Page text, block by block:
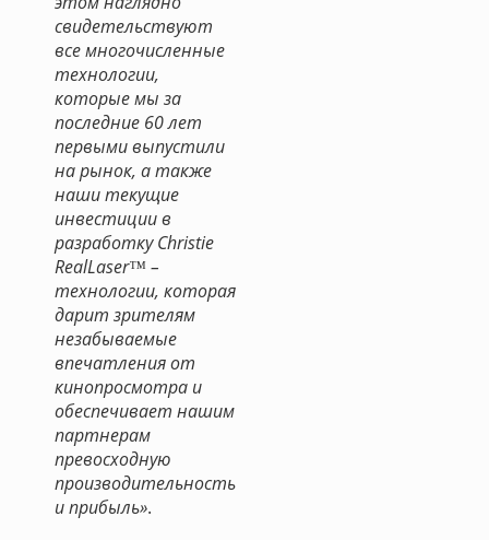
свидетельствуют
все многочисленные
технологии,
которые мы за
последние 60 лет
первыми выпустили
на рынок, а также
наши текущие
инвестиции в
разработку Christie
RealLaser™ –
технологии, которая
дарит зрителям
незабываемые
впечатления от
кинопросмотра и
обеспечивает нашим
партнерам
превосходную
производительность
и прибыль».